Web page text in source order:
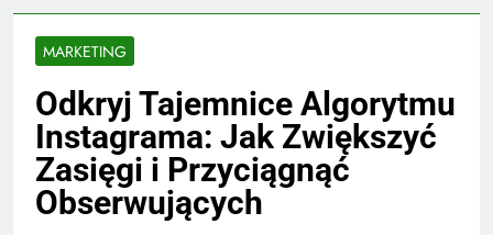
MARKETING
Odkryj Tajemnice Algorytmu
Instagrama: Jak Zwiększyć
Zasięgi i Przyciągnąć
Obserwujących